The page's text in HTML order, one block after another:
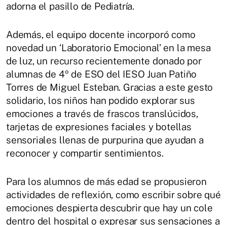
adorna el pasillo de Pediatría.
Además, el equipo docente incorporó como
novedad un ‘Laboratorio Emocional’ en la mesa
de luz, un recurso recientemente donado por
alumnas de 4º de ESO del IESO Juan Patiño
Torres de Miguel Esteban. Gracias a este gesto
solidario, los niños han podido explorar sus
emociones a través de frascos translúcidos,
tarjetas de expresiones faciales y botellas
sensoriales llenas de purpurina que ayudan a
reconocer y compartir sentimientos.
Para los alumnos de más edad se propusieron
actividades de reflexión, como escribir sobre qué
emociones despierta descubrir que hay un cole
dentro del hospital o expresar sus sensaciones a